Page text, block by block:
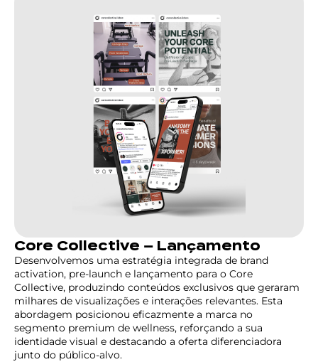
Core Collective – Lançamento
Desenvolvemos uma estratégia integrada de brand
activation, pre-launch e lançamento para o Core
Collective, produzindo conteúdos exclusivos que geraram
milhares de visualizações e interações relevantes. Esta
abordagem posicionou eficazmente a marca no
segmento premium de wellness, reforçando a sua
identidade visual e destacando a oferta diferenciadora
junto do público-alvo.